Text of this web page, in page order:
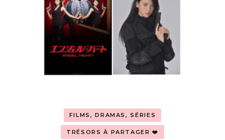
FILMS, DRAMAS, SÉRIES
TRÉSORS À PARTAGER ❤️